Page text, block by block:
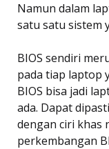
Namun dalam
satu satu sistem
BIOS sendiri
pada tiap laptop
BIOS bisa jadi
ada. Dapat
dengan ciri khas
perkembangan